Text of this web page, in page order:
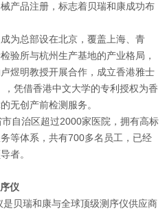
产品注册，标志着贝瑞和康成功布
总部设在北京，覆盖上海、青
验所与杭州生产基地的产业格局，
煜明教授开展合作，成立香港雅士
凭借香港中文大学的专利授权为香
无创产前检测服务。
治区超过2000家医院，拥有高标
等体系，共有700多名员工，已经
者。
仪
贝瑞和康与全球顶级测序仪供应商